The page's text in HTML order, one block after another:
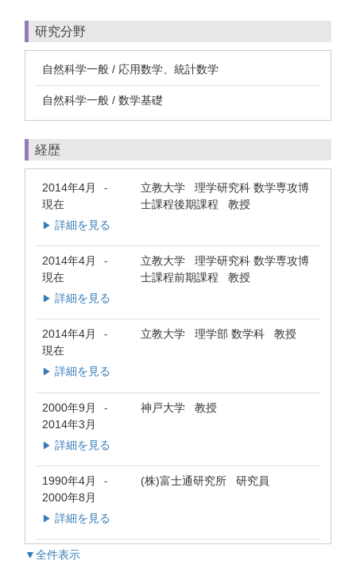
研究分野
自然科学一般 / 応用数学、統計数学
自然科学一般 / 数学基礎
経歴
2014年4月 -
現在
立教大学 理学研究科 数学専攻博
士課程後期課程 教授
▶ 詳細を見る
2014年4月 -
現在
立教大学 理学研究科 数学専攻博
士課程前期課程 教授
▶ 詳細を見る
2014年4月 -
現在
立教大学 理学部 数学科 教授
▶ 詳細を見る
2000年9月 -
2014年3月
神戸大学 教授
▶ 詳細を見る
1990年4月 -
2000年8月
(株)富士通研究所 研究員
▶ 詳細を見る
▼全件表示